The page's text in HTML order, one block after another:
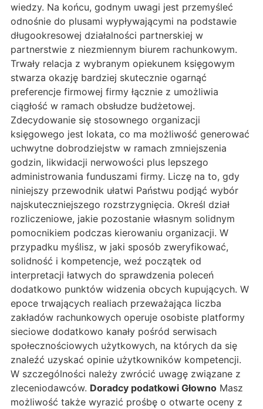
wiedzy. Na końcu, godnym uwagi jest przemyśleć
odnośnie do plusami wypływającymi na podstawie
długookresowej działalności partnerskiej w
partnerstwie z niezmiennym biurem rachunkowym.
Trwały relacja z wybranym opiekunem księgowym
stwarza okazję bardziej skutecznie ogarnąć
preferencje firmowej firmy łącznie z umożliwia
ciągłość w ramach obsłudze budżetowej.
Zdecydowanie się stosownego organizacji
księgowego jest lokata, co ma możliwość generować
uchwytne dobrodziejstw w ramach zmniejszenia
godzin, likwidacji nerwowości plus lepszego
administrowania funduszami firmy. Liczę na to, gdy
niniejszy przewodnik ułatwi Państwu podjąć wybór
najskuteczniejszego rozstrzygnięcia. Określ dział
rozliczeniowe, jakie pozostanie własnym solidnym
pomocnikiem podczas kierowaniu organizacji. W
przypadku myślisz, w jaki sposób zweryfikować,
solidność i kompetencje, weź początek od
interpretacji łatwych do sprawdzenia poleceń
dodatkowo punktów widzenia obcych kupujących. W
epoce trwających realiach przeważająca liczba
zakładów rachunkowych operuje osobiste platformy
sieciowe dodatkowo kanały pośród serwisach
społecznościowych użytkowych, na których da się
znaleźć uzyskać opinie użytkowników kompetencji.
W szczególności należy zwrócić uwagę związane z
zleceniodawców. Doradcy podatkowi Głowno Masz
możliwość także wyrazić prośbę o otwarte oceny z